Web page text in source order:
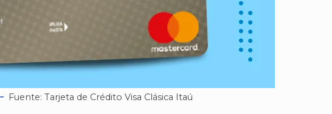
Fuente: Tarjeta de Crédito Visa Clásica Itaú